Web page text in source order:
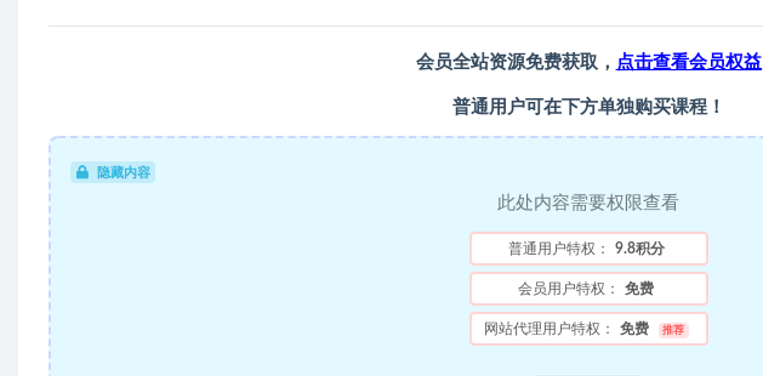
会员全站资源免费获取， 点击查看会员权益
普通用户可在下方单独购买课程！
隐藏内容
此处内容需要权限查看
普通用户特权： 9.8积分
会员用户特权： 免费
网站代理用户特权： 免费 推荐